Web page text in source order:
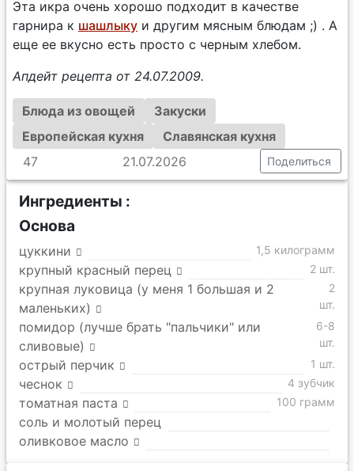
Эта икра очень хорошо подходит в качестве
гарнира к шашлыку и другим мясным блюдам ;) . А
еще ее вкусно есть просто с черным хлебом.
Апдейт рецепта от 24.07.2009.
Блюда из овощей
Закуски
Европейская кухня
Славянская кухня
47
21.07.2026 Поделиться
Ингредиенты :
Основа
цуккини 1,5 килограмм
крупный красный перец 2 шт.
крупная луковица (у меня 1 большая и 2
маленьких)
2
шт.
помидор (лучше брать "пальчики" или
сливовые)
6-8
шт.
острый перчик 1 шт.
чеснок 4 зубчик
томатная паста 100 грамм
соль и молотый перец
оливковое масло